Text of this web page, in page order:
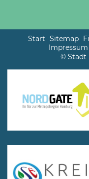
Start Sitemap
Impressum
© Stadt